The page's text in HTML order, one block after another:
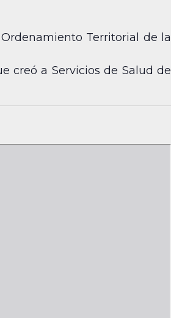
Territorial de la
creó a Servicios de Salud de